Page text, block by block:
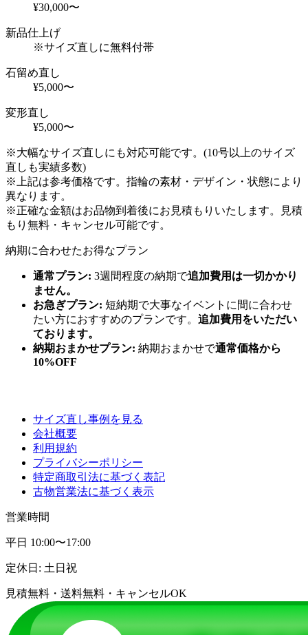
¥30,000〜
新品仕上げ
※サイズ直しに無料付帯
石留め直し
¥5,000〜
変形直し
¥5,000〜
※大幅なサイズ直しにも対応可能です。(10号以上のサイズ
直しも実績多数)
※上記は参考価格です。指輪の素材・デザイン・状態により
異なります。
※正確な金額はお品物到着後にお見積もりいたします。見積
もり無料・キャンセル可能です。
納期に合わせたお得なプラン
通常プラン: 3週間程度の納期で追加費用は一切かかり
ません。
お急ぎプラン: 短納期で大事なイベントに間に合わせ
たい方におすすめのプランです。 追加費用をいただい
ております。
納期おまかせプラン: 納期おまかせで通常価格から
10%OFF
サイズ直し事例を見る
会社概要
利用規約
プライバシーポリシー
特定商取引法に基づく表記
古物営業法に基づく表示
営業時間
平日 10:00〜17:00
定休日: 土日祝
見積無料・送料無料・キャンセルOK